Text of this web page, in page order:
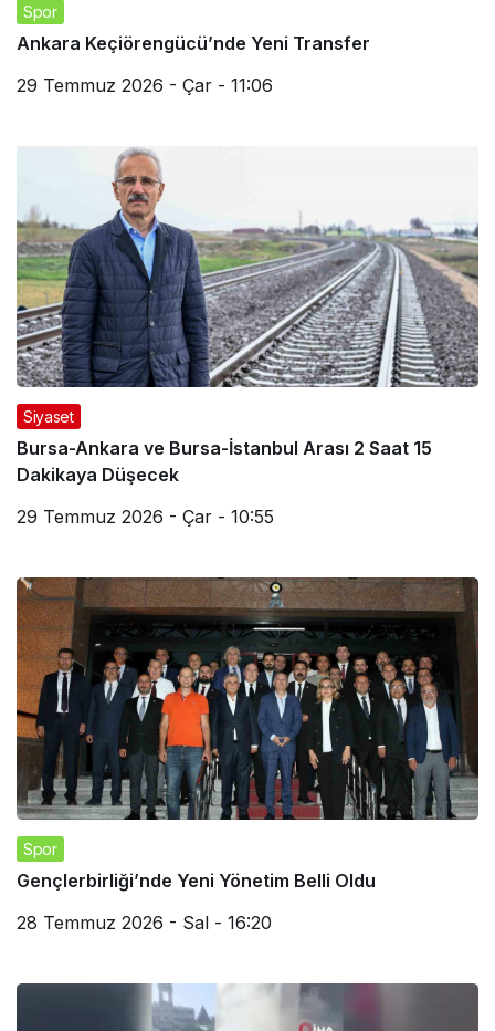
Spor
Ankara Keçiörengücü’nde Yeni Transfer
29 Temmuz 2026 - Çar - 11:06
Siyaset
Bursa-Ankara ve Bursa-İstanbul Arası 2 Saat 15
Dakikaya Düşecek
29 Temmuz 2026 - Çar - 10:55
Spor
Gençlerbirliği’nde Yeni Yönetim Belli Oldu
28 Temmuz 2026 - Sal - 16:20